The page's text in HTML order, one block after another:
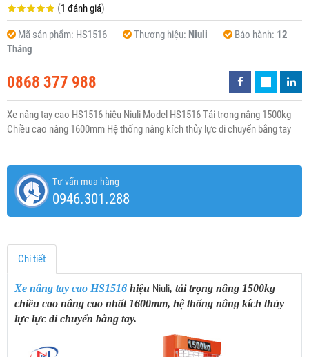
(1 đánh giá)
Mã sản phẩm: HS1516 Thương hiệu: Niuli Bảo hành: 12
Tháng
0868 377 988
Xe nâng tay cao HS1516 hiệu Niuli Model HS1516 Tải trọng nâng 1500kg
Chiều cao nâng 1600mm Hệ thống nâng kích thủy lực di chuyển bằng tay
Tư vấn mua hàng
0946.301.288
Chi tiết
Xe nâng tay cao HS1516 hiệu Niuli, tải trọng nâng 1500kg
chiều cao nâng cao nhất 1600mm, hệ thống nâng kích thủy
lực lực di chuyển bằng tay.